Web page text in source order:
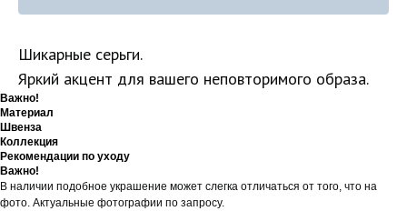
Шикарные серьги.
Яркий акцент для вашего неповторимого образа.
Важно!
Материал
Швенза
Коллекция
Рекомендации по уходу
Важно!
В наличии подобное украшение может слегка отличаться от того, что на
фото. Актуальные фотографии по запросу.